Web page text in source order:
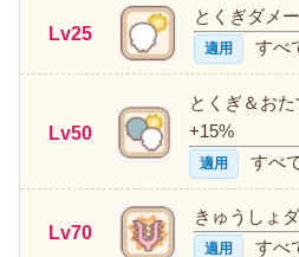
Lv25
とくぎダメ
適用 すべ
Lv50
とくぎ＆お
+15%
適用 すべ
Lv70
きゅうしょ
適用 すべ